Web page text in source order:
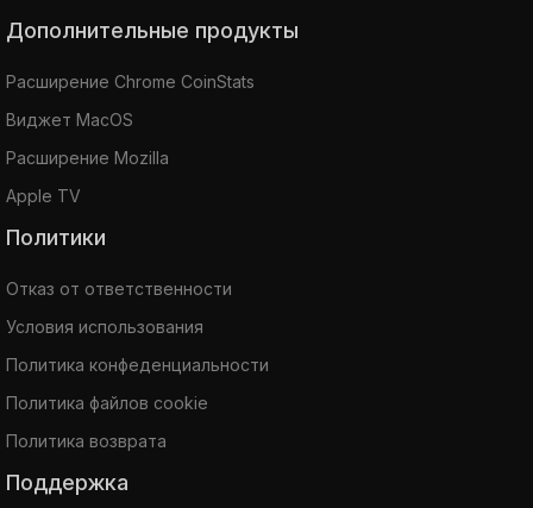
Дополнительные продукты
Расширение Chrome CoinStats
Виджет MacOS
Расширение Mozilla
Apple TV
Политики
Отказ от ответственности
Условия использования
Политика конфеденциальности
Политика файлов cookie
Политика возврата
Поддержка